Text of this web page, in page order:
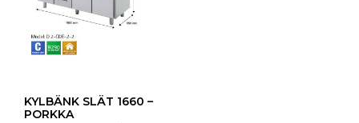
KYLBÄNK SLÄT 1660 –
PORKKA